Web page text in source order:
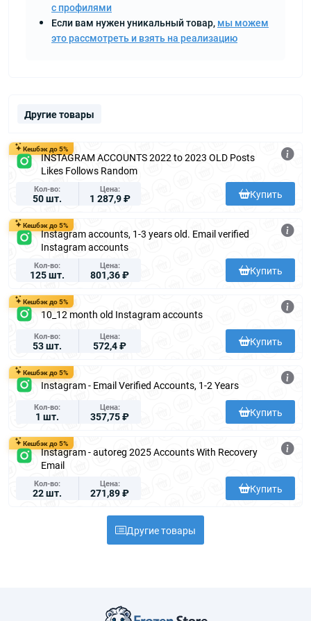
с профилями
Если вам нужен уникальный товар, мы можем
это рассмотреть и взять на реализацию
Другие товары
Кешбэк до 5%
INSTAGRAM ACCOUNTS 2022 to 2023 OLD Posts
Likes Follows Random
Кол-во
50 шт.
Цена
1 287,9 ₽ Купить
Кешбэк до 5%
Instagram accounts, 1-3 years old. Email verified
Instagram accounts
Кол-во
125 шт.
Цена
801,36 ₽ Купить
Кешбэк до 5%
10_12 month old Instagram accounts
Кол-во
53 шт.
Цена
572,4 ₽ Купить
Кешбэк до 5%
Instagram - Email Verified Accounts, 1-2 Years
Кол-во
1 шт.
Цена
357,75 ₽ Купить
Кешбэк до 5%
Instagram - autoreg 2025 Accounts With Recovery
Email
Кол-во
22 шт.
Цена
271,89 ₽ Купить
Другие товары